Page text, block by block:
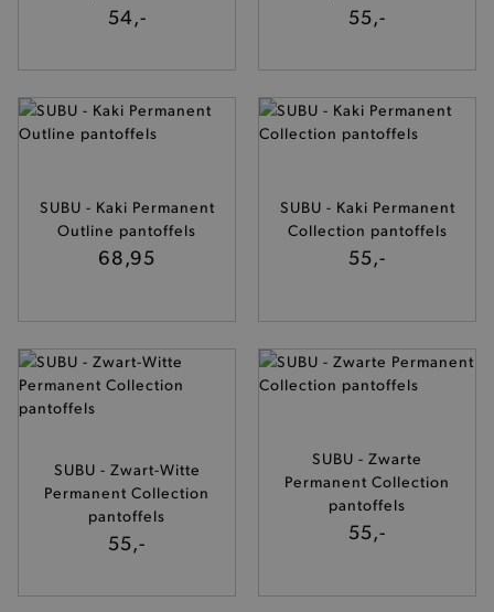
54,- 55,-
SUBU - Kaki Permanent
Outline pantoffels
68,95
SUBU - Kaki Permanent
Collection pantoffels
55,-
SUBU - Zwart-Witte
Permanent Collection
pantoffels
55,-
SUBU - Zwarte
Permanent Collection
pantoffels
55,-